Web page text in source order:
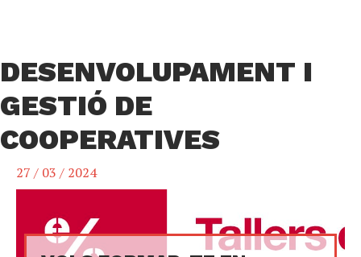
DESENVOLUPAMENT I
GESTIÓ DE
COOPERATIVES
27 / 03 / 2024